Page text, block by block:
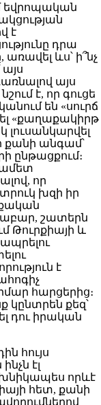
եվրոպական
է
դրա
ևս՝ ի՞նչ
այս
է, որ գուցե
են «սուրճ
«քաղաքակիրթ
քանի անգամ՝
ընթացքում։
որ
խզի իր
շատերն
Թուրքիայի և
է
հարցերից։
կընտրեն քեզ՝
դու իրական
հույս
էլ
որևէ
հետ, քանի